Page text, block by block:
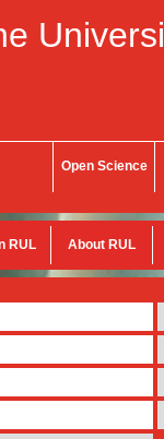
Open Science
RUL About RUL